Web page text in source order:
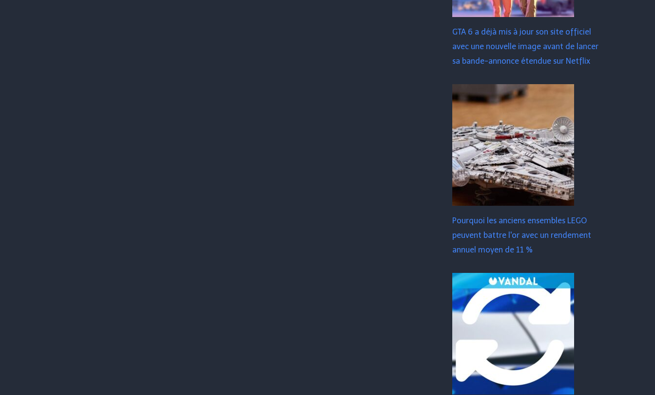
GTA 6 a déjà mis à jour son site officiel
avec une nouvelle image avant de lancer
sa bande-annonce étendue sur Netflix
Pourquoi les anciens ensembles LEGO
peuvent battre l'or avec un rendement
annuel moyen de 11 %